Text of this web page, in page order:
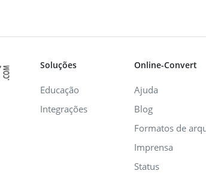
Soluções
Educação
Integrações
Online-Convert
Ajuda
Blog
Formatos de
Imprensa
Status